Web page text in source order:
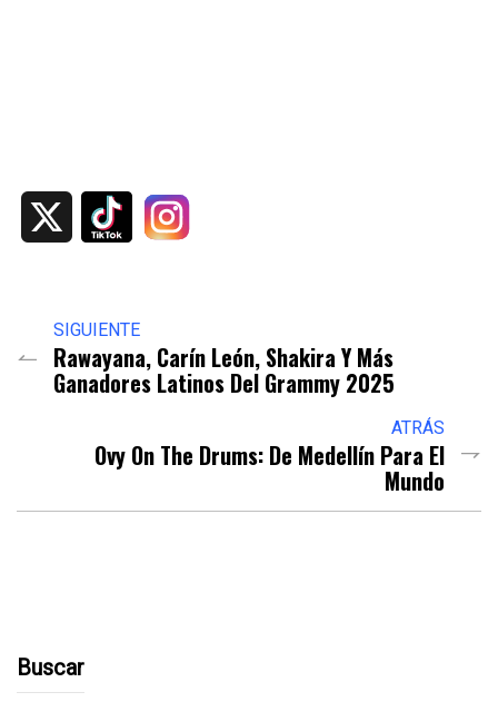
SIGUIENTE
Rawayana, Carín León, Shakira Y Más
Ganadores Latinos Del Grammy 2025
ATRÁS
Ovy On The Drums: De Medellín Para El
Mundo
Buscar